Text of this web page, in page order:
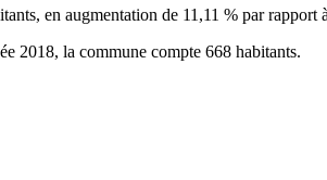
en augmentation de 11,11 % par rapport
2018, la commune compte 668 habitants.